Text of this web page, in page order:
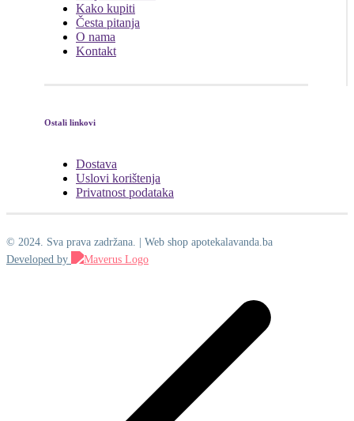
Kako kupiti
Česta pitanja
O nama
Kontakt
Ostali linkovi
Dostava
Uslovi korištenja
Privatnost podataka
© 2024. Sva prava zadržana. | Web shop apotekalavanda.ba
Developed by